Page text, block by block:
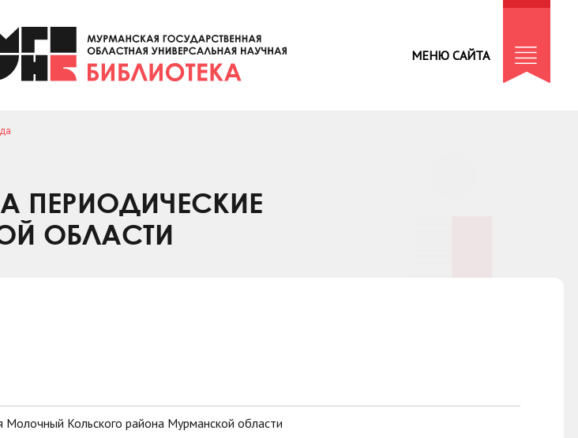
МЕНЮ САЙТА
ПЕРИОДИЧЕСКИЕ
ОБЛАСТИ
Молочный Кольского района Мурманской области